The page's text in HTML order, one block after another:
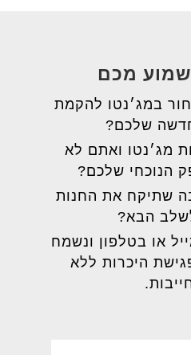
מכם
במג׳נטו להקמת
שלכם?
מג׳נטו ואתם לא
הנוכחי שלכם?
שתיקח את החנות
הבא?
או בטלפון ונשמח
היכרות ללא